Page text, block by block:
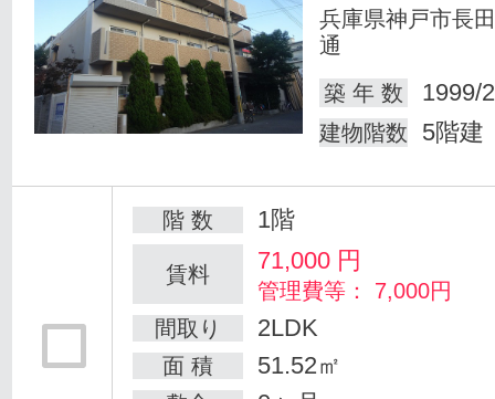
兵庫県神戸市長
通
築 年 数
1999/
建物階数 5階建
階 数 1階
賃料 71,000 円
管理費等： 7,000円
間取り
2LDK
面 積 51.52㎡